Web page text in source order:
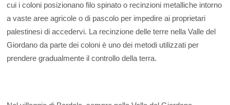
cui i coloni posizionano filo spinato o recinzioni metalliche intorno
a vaste aree agricole o di pascolo per impedire ai proprietari
palestinesi di accedervi. La recinzione delle terre nella Valle del
Giordano da parte dei coloni è uno dei metodi utilizzati per
prendere gradualmente il controllo della terra.